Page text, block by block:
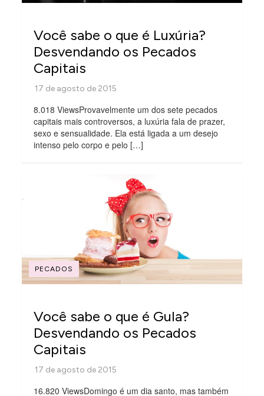
Você sabe o que é Luxúria?
Desvendando os Pecados
Capitais
8.018 ViewsProvavelmente um dos sete pecados
capitais mais controversos, a luxúria fala de prazer,
sexo e sensualidade. Ela está ligada a um desejo
intenso pelo corpo e pelo […]
PECADOS
Você sabe o que é Gula?
Desvendando os Pecados
Capitais
16.820 ViewsDomingo é um dia santo, mas também